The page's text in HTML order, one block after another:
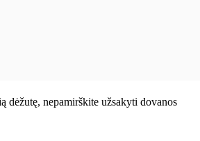
dėžutę, nepamirškite užsakyti dovanos